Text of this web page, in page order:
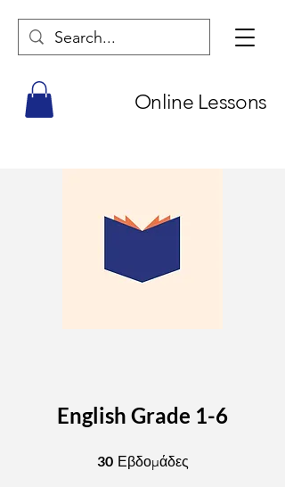
Online Lessons
English Grade 1-6
30 Εβδομάδες